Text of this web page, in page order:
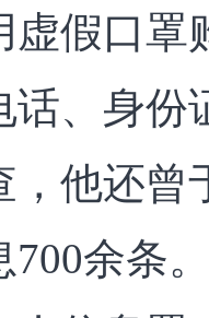
虚假口罩
话、身份
，他还曾
700余条